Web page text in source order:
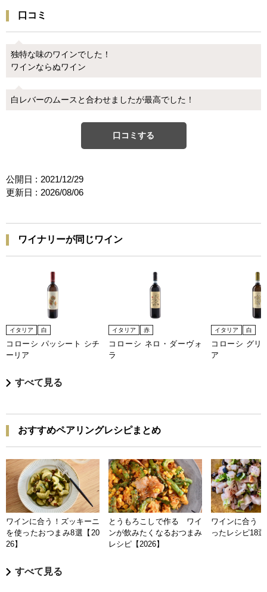
口コミ
独特な味のワインでした！
ワインならぬワイン
白レバーのムースと合わせましたが最高でした！
口コミする
公開日 : 2021/12/29
更新日 : 2026/08/06
ワイナリーが同じワイン
イタリア 白
コローシ パッシート シチ
ーリア
イタリア 赤
コローシ ネロ・ダーヴォ
ラ
イタリア 白
コローシ グリ
ア
すべて見る
おすすめペアリングレシピまとめ
ワインに合う！ズッキーニ
を使ったおつまみ8選【20
26】
とうもろこしで作る ワイ
ンが飲みたくなるおつまみ
レシピ【2026】
ワインに合う
ったレシピ18
すべて見る